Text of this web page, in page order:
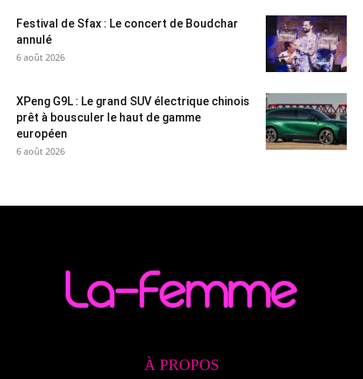
Festival de Sfax : Le concert de Boudchar
annulé
6 août 2026
XPeng G9L : Le grand SUV électrique chinois
prêt à bousculer le haut de gamme
européen
6 août 2026
À PROPOS